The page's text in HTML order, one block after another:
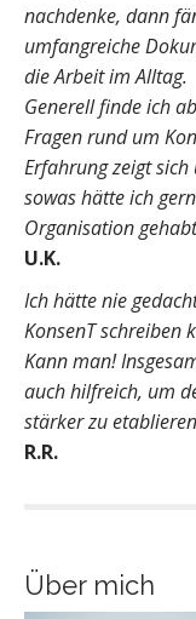
nachdenke, dann
umfangreiche
die Arbeit im Alltag.
Generell finde ich
Fragen rund um
Erfahrung zeigt
sowas hätte ich
Organisation
U.K.
Ich hätte nie
KonsenT schreiben
Kann man!
auch hilfreich, um
stärker zu
R.R.
Über mich